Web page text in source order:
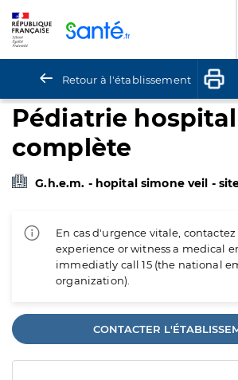
Retour à l'établissement
Pédiatrie
complète
G.h.e.m. - hopital simone veil -
En cas d'urgence vitale, contactez
experience or witness a medical
immediatly call 15 (the national
organization).
CONTACTER